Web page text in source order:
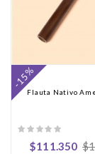
Flauta Nativo
$111.350
-15%